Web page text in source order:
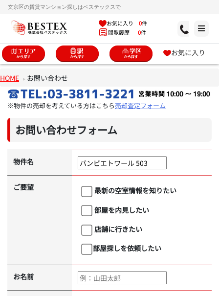
文京区の賃貸マンション探しはベステックスで
お気に入り 0件
閲覧履歴 0件
お気に入り
HOME お問い合わせ
※物件の売却を考えている方はこちら売却査定フォーム
お問い合わせフォーム
物件名
ご要望
最新の空室情報を知りたい
部屋を内見したい
店舗に行きたい
部屋探しを依頼したい
お名前